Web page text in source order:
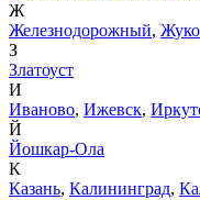
Ж
Железнодорожный,
З
Златоуст
И
Иваново, Ижевск,
Й
Йошкар-Ола
К
Казань, Калининград,